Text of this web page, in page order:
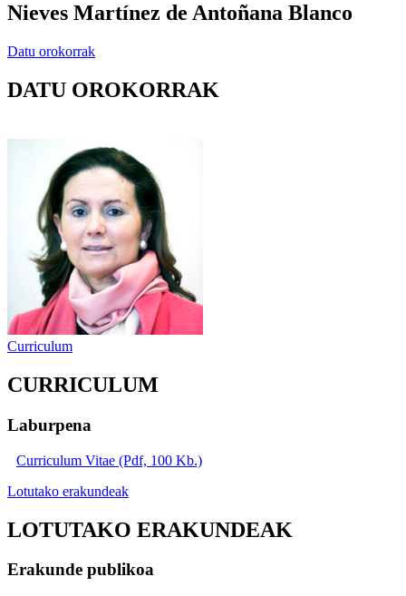
Nieves Martínez de Antoñana Blanco
Datu orokorrak
DATU OROKORRAK
Curriculum
CURRICULUM
Laburpena
Curriculum Vitae (Pdf, 100 Kb.)
Lotutako erakundeak
LOTUTAKO ERAKUNDEAK
Erakunde publikoa